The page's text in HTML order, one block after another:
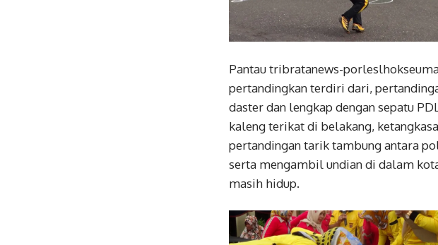
Pantau tribratanews-
pertandingkan terdiri dari,
daster dan lengkap dengan sepatu
kaleng terikat di belakang,
pertandingan tarik tambung antara
serta mengambil undian di dalam
masih hidup.